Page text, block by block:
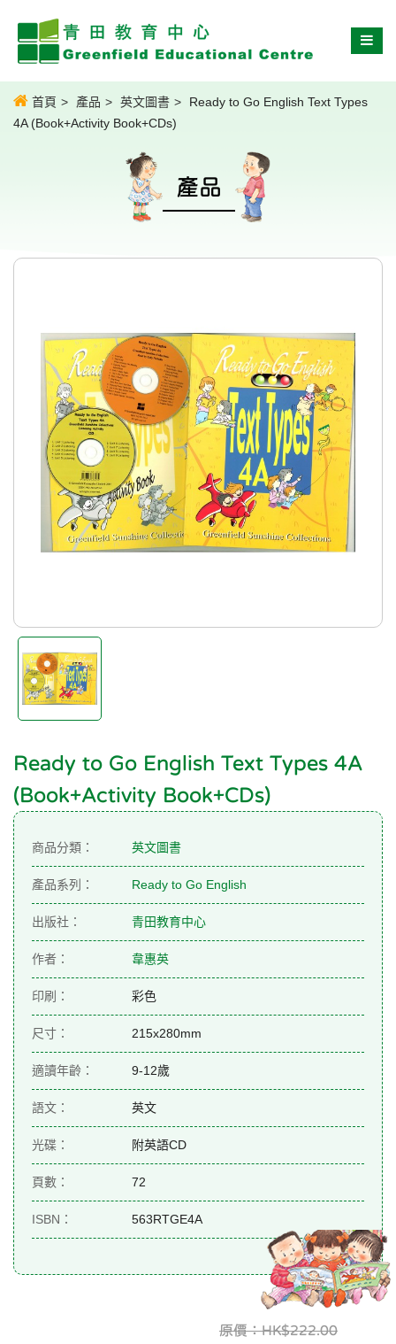
首頁 產品 英文圖書
Ready to Go English Text Types
4A (Book+Activity Book+CDs)
產品
Ready to Go English Text Types 4A
(Book+Activity Book+CDs)
商品分類： 英文圖書
產品系列： Ready to Go English
出版社： 青田教育中心
作者： 韋惠英
印刷： 彩色
尺寸： 215x280mm
適讀年齡： 9-12歲
語文： 英文
光碟： 附英語CD
頁數： 72
ISBN： 563RTGE4A
原價：HK$222.00